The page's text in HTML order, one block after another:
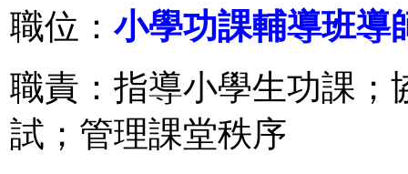
職位： 小學功課輔導班導
職責：指導小學生功課；
試；管理課堂秩序